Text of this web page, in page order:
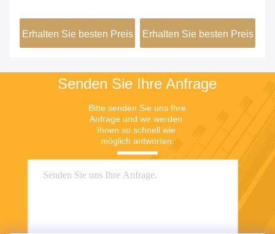
Erhalten Sie besten Preis Erhalten Sie besten Preis
Senden Sie Ihre Anfrage
Bitte senden Sie uns Ihre
Anfrage und wir werden
Ihnen so schnell wie
möglich antworten.